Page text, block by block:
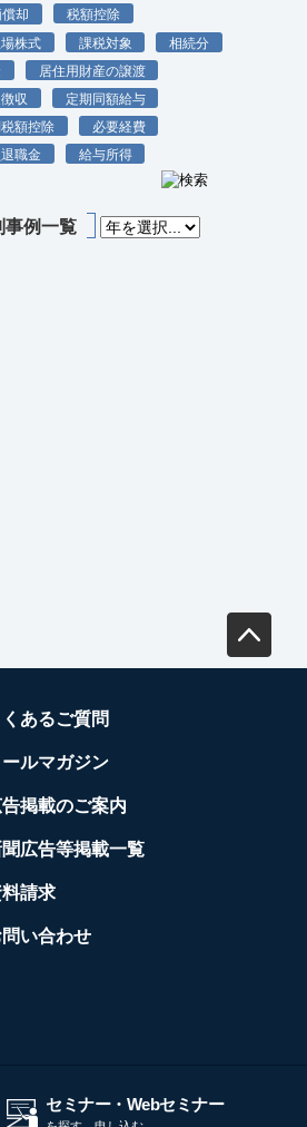
却
税額控除
株式
課税対象
相続分
居住用財産の譲渡
収
定期同額給与
額控除
必要経費
職金
給与所得
事例一覧
くあるご質問
ールマガジン
掲載のご案内
聞広告等掲載一覧
請求
い合わせ
セミナー・Webセミナー